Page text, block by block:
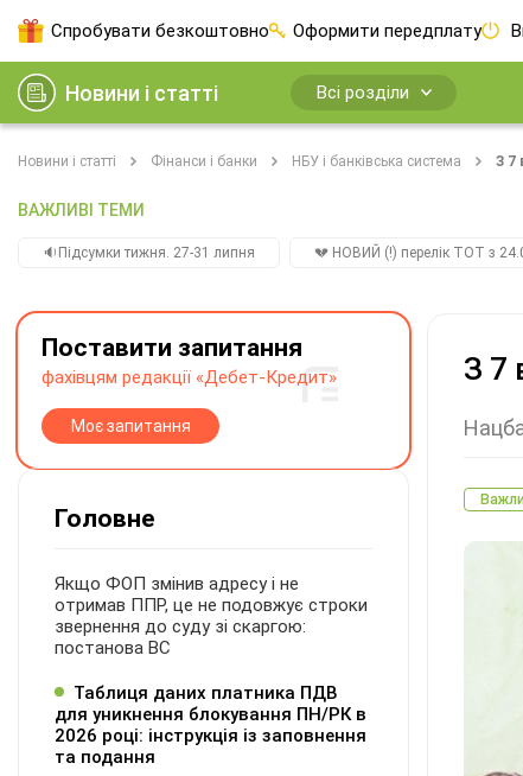
Спробувати безкоштовно Оформити передплату
Новини і статті Всі розділи
Новини і статті Фінанси і банки НБУ і банківська система З 7
ВАЖЛИВІ ТЕМИ
🔉Підсумки тижня. 27-31 липня 💔 НОВИЙ (!) перелік ТОТ з
З 7
Поставити запитання
фахівцям редакції «Дебет-Кредит»
Моє запитання
Головне
Якщо ФОП змінив адресу і не
отримав ППР, це не подовжує строки
звернення до суду зі скаргою:
постанова ВС
Таблиця даних платника ПДВ
для уникнення блокування ПН/РК в
2026 році: інструкція із заповнення
та подання